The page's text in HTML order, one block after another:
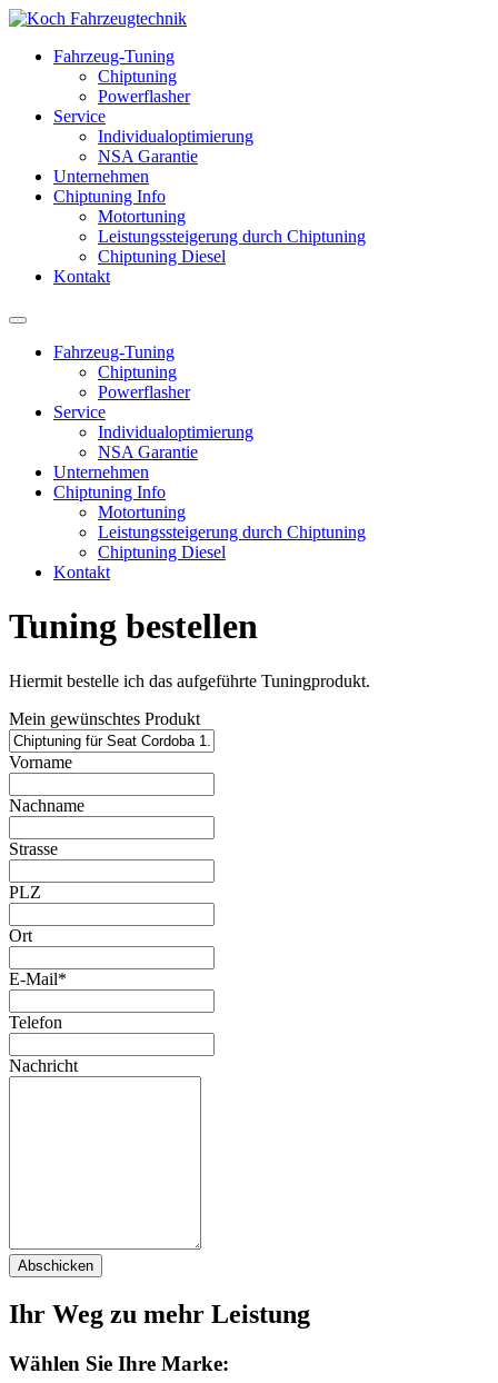
Fahrzeug-Tuning
Chiptuning
Powerflasher
Service
Individualoptimierung
NSA Garantie
Unternehmen
Chiptuning Info
Motortuning
Leistungssteigerung durch Chiptuning
Chiptuning Diesel
Kontakt
Fahrzeug-Tuning
Chiptuning
Powerflasher
Service
Individualoptimierung
NSA Garantie
Unternehmen
Chiptuning Info
Motortuning
Leistungssteigerung durch Chiptuning
Chiptuning Diesel
Kontakt
Tuning bestellen
Hiermit bestelle ich das aufgeführte Tuningprodukt.
Mein gewünschtes Produkt
Vorname
Nachname
Strasse
PLZ
Ort
E-Mail*
Telefon
Nachricht
Abschicken
Ihr Weg zu mehr Leistung
Wählen Sie Ihre Marke: